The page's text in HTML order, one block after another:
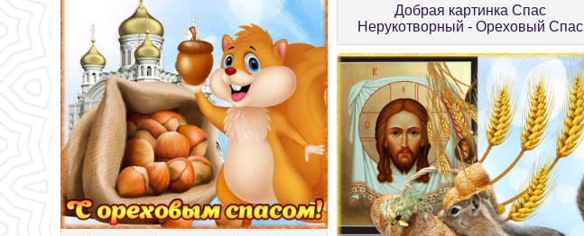
Добрая картинка Спас
Нерукотворный - Ореховый Спас